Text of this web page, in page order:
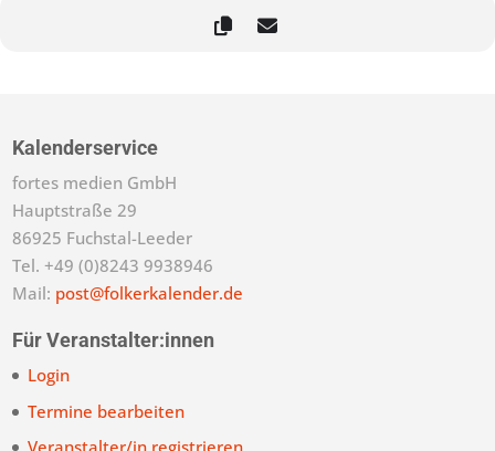
Kalenderservice
fortes medien GmbH
Hauptstraße 29
86925 Fuchstal-Leeder
Tel. +49 (0)8243 9938946
Mail: post@folkerkalender.de
Für Veranstalter:innen
Login
Termine bearbeiten